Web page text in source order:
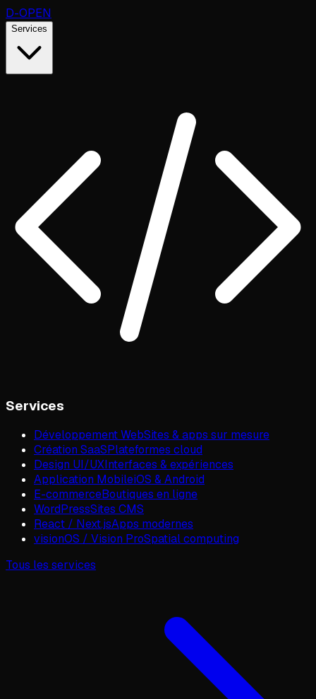
D-OPEN
Services
Services
Développement WebSites & apps sur mesure
Création SaaSPlateformes cloud
Design UI/UXInterfaces & expériences
Application MobileiOS & Android
E-commerceBoutiques en ligne
WordPressSites CMS
React / Next.jsApps modernes
visionOS / Vision ProSpatial computing
Tous les services